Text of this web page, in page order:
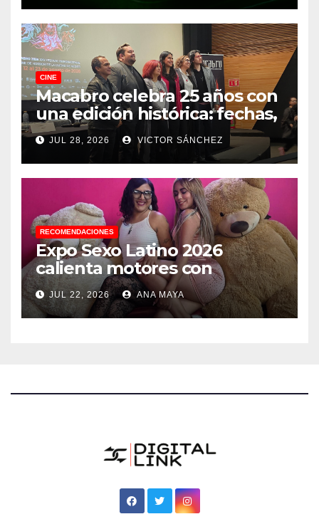
CINE
Macabro celebra 25 años con
una edición histórica: fechas,
sedes, invitados y todo lo que
debes saber
JUL 28, 2026 VICTOR SÁNCHEZ
RECOMENDACIONES
Expo Sexo Latino 2026
calienta motores con
conferencia de prensa y
anuncia actividades para
todos los gustos
JUL 22, 2026 ANA MAYA